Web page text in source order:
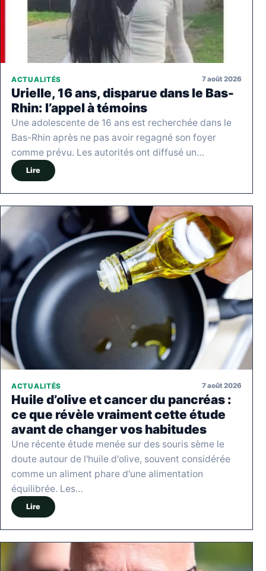
ACTUALITÉS 7 août 2026
Urielle, 16 ans, disparue dans le Bas-
Rhin: l’appel à témoins
Une adolescente de 16 ans est recherchée dans le
Bas-Rhin après ne pas avoir regagné son foyer
comme prévu. Les autorités ont diffusé un…
Lire
ACTUALITÉS 7 août 2026
Huile d’olive et cancer du pancréas :
ce que révèle vraiment cette étude
avant de changer vos habitudes
Une récente étude menée sur des souris sème le
doute autour de l'huile d'olive, souvent considérée
comme un aliment phare d'une alimentation
équilibrée. Les…
Lire